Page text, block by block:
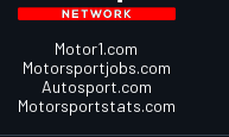
Motor1.com
Motorsportjobs.com
Autosport.com
Motorsportstats.com